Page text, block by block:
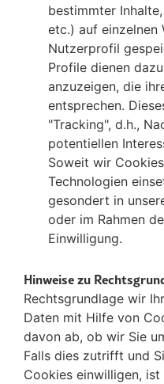
bestimmter
etc.) auf einzelnen
Nutzerprofil
Profile dienen
anzuzeigen, die
entsprechen.
"Tracking", d.h.,
potentiellen
Soweit wir
Technologien
gesondert in
oder im Rahmen
Einwilligung.
Hinweise zu
Rechtsgrundlage wir
Daten mit Hilfe von
davon ab, ob wir Sie
Falls dies zutrifft und
Cookies einwilligen,